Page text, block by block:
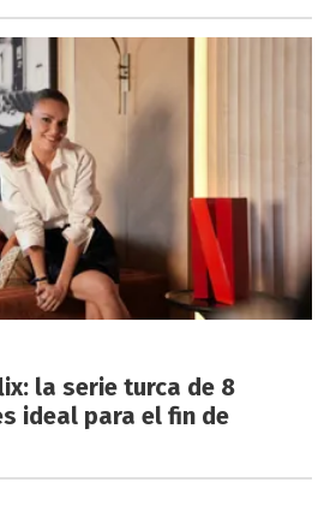
la serie turca de 8
ideal para el fin de